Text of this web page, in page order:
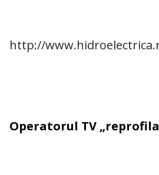
http://
Operatorul TV